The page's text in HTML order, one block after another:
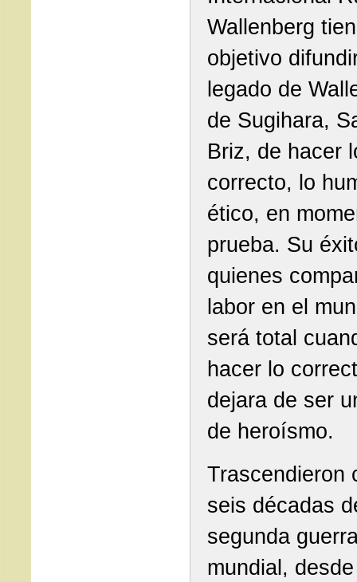
Wallenberg
objetivo
legado de
de Sugihara,
Briz, de hacer
correcto, lo
ético, en
prueba. Su
quienes
labor en el
será total
hacer lo
dejara de ser
de heroísmo.
Trascendieron
seis décadas
segunda
mundial,